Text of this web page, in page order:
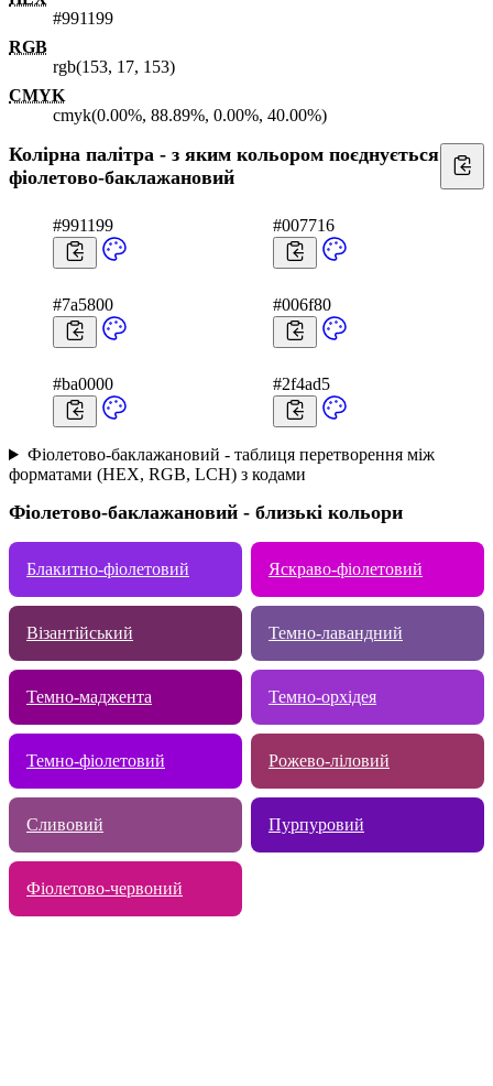
#991199
RGB
rgb(153, 17, 153)
CMYK
cmyk(0.00%, 88.89%, 0.00%, 40.00%)
Колірна палітра - з яким кольором поєднується
фіолетово-баклажановий
#991199 #007716
#7a5800 #006f80
#ba0000 #2f4ad5
Фіолетово-баклажановий - таблиця перетворення між
форматами (HEX, RGB, LCH) з кодами
Фіолетово-баклажановий - близькі кольори
Блакитно-фіолетовий Яскраво-фіолетовий
Візантійський Темно-лавандний
Темно-маджента Темно-oрхідея
Темно-фіолетовий Рожево-ліловий
Сливовий Пурпуровий
Фіолетово-червоний